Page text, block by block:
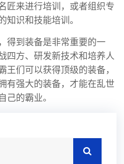
匠来进行培训，或者组织专
知识和技能培训。
得到装备是非常重要的一
四方、研发新技术和培养人
王们可以获得顶级的装备，
有强大的装备，才能在乱世
己的霸业。